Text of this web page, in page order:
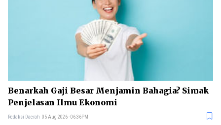
Benarkah Gaji Besar Menjamin Bahagia? Simak
Penjelasan Ilmu Ekonomi
Redaksi Daerah 05 Aug 2026 - 06:36PM